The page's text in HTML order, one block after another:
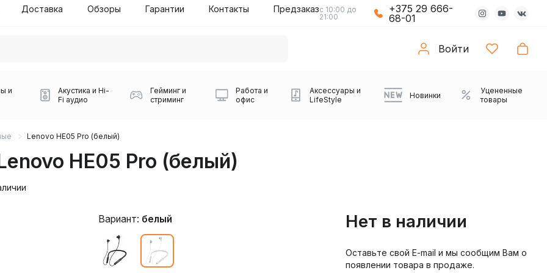
2-й этаж, 10
Доставка Обзоры Гарантии Контакты Предзаказс 10:00 до
21:00
+375 29 666-
68-01
Войти
Игровые наушники Беспроводные колонки Плееры Аудиоинтерфейсы
и
Микрофоны BOYA
Виниловые
проигрыватели
Звуковые карты
Акустика и Hi-
Fi аудио
Портативные колонки Partybox
Саундбары
Гейминг и
стриминг
Игровые мыши Logitech Компьютерные колонки Веб-камеры
Работа и
офис
Наборы периферии Коврики для мыши Коврики с подсветкой Проекторы
Аксессуары и
LifeStyle
USB Type-C адаптеры Зарядные устройства Транспорт
Новинки
Уцененные
товары
Lenovo HE05 Pro (белый)
HE05 Pro (белый)
Вариант: белый Нет в наличии
Оставьте свой E-mail и мы сообщим Вам о
появлении товара в продаже.